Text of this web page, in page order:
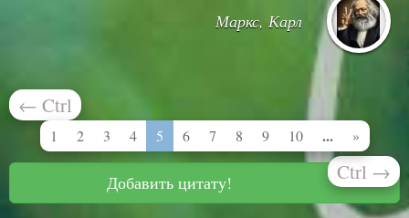
Маркс, Карл
← Ctrl
1 2 3 4 5 6 7 8 9 10 ... »
Ctrl →
Добавить цитату!